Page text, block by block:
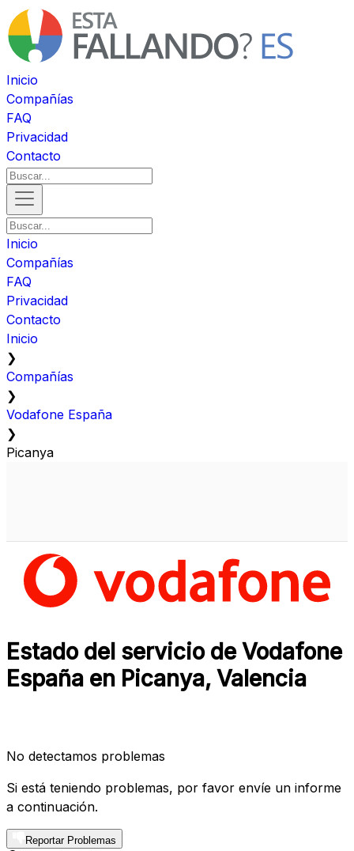
Inicio
Compañías
FAQ
Privacidad
Contacto
Inicio
Compañías
FAQ
Privacidad
Contacto
Inicio
❯
Compañías
❯
Vodafone España
❯
Picanya
Estado del servicio de Vodafone
España en Picanya, Valencia
No detectamos problemas
Si está teniendo problemas, por favor envíe un informe
a continuación.
Reportar Problemas